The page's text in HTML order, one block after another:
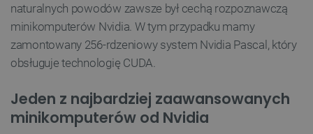
naturalnych powodów zawsze był cechą rozpoznawczą
minikomputerów Nvidia. W tym przypadku mamy
zamontowany 256-rdzeniowy system Nvidia Pascal, który
obsługuje technologię CUDA.
Jeden z najbardziej zaawansowanych
minikomputerów od Nvidia
__cf_bm
Cloudflare Inc.